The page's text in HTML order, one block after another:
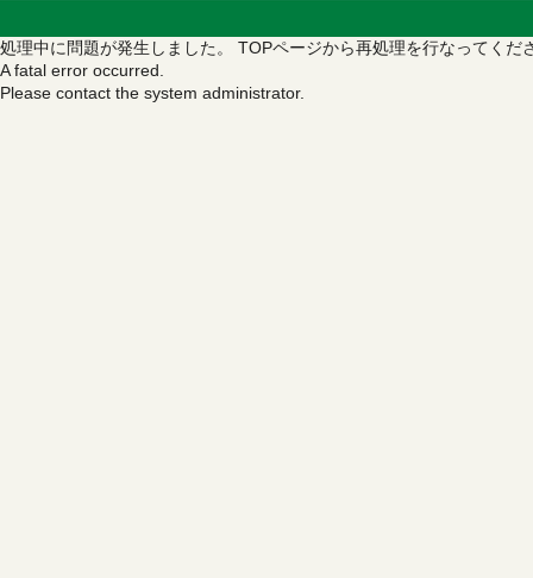
処理中に問題が発生しました。 TOPページから再処理を行なってくだ
A fatal error occurred.
Please contact the system administrator.